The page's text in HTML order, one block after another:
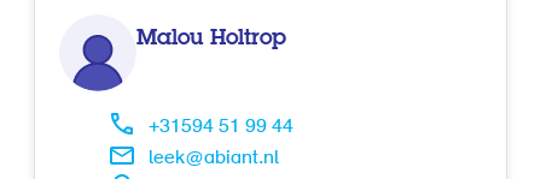
Malou Holtrop
+31594 51 99 44
leek@abiant.nl